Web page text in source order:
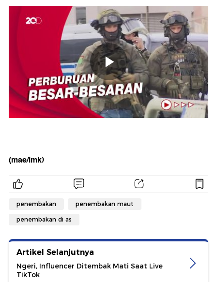
(mae/imk)
penembakan penembakan maut
penembakan di as
Artikel Selanjutnya
Ngeri, Influencer Ditembak Mati Saat Live
TikTok